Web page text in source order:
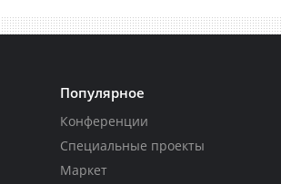
Популярное
Конференции
Специальные проекты
Маркет